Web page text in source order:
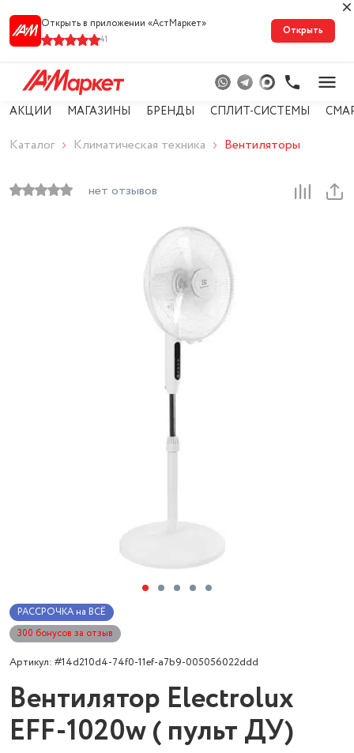
Открыть в приложении «АстМарке‪т‬»
41
Открыть
АКЦИИ МАГАЗИНЫ БРЕНДЫ СПЛИТ-СИСТЕМЫ
Каталог Климатическая техника Вентиляторы
нет отзывов
РАССРОЧКА на ВСЁ
300 бонусов за отзыв
Артикул: #14d210d4-74f0-11ef-a7b9-005056022ddd
Вентилятор Electrolux
EFF-1020w ( пульт ДУ)